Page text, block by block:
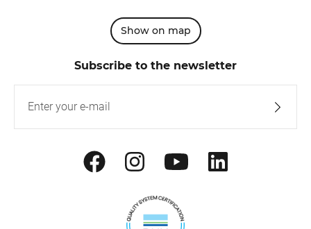
Show on map
Subscribe to the newsletter